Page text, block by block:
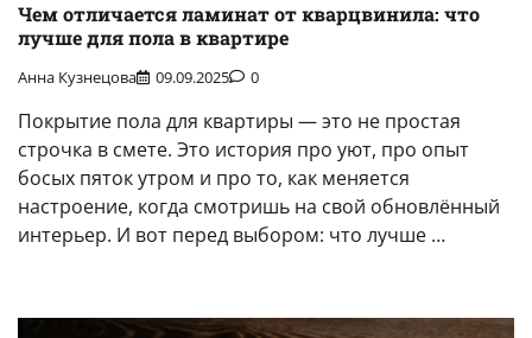
Чем отличается ламинат от кварцвинила: что
лучше для пола в квартире
Анна Кузнецова 09.09.2025 0
Покрытие пола для квартиры — это не простая
строчка в смете. Это история про уют, про опыт
босых пяток утром и про то, как меняется
настроение, когда смотришь на свой обновлённый
интерьер. И вот перед выбором: что лучше …